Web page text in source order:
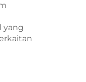
yang